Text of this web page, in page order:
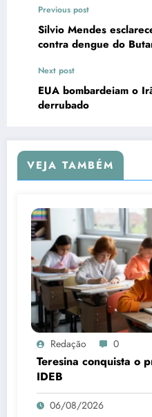
Previous post
Silvio Mendes
contra dengue do
Next post
EUA bombardeiam o
derrubado
VEJA TAMBÉM
Redação 0
Teresina conquista o
IDEB
06/08/2026